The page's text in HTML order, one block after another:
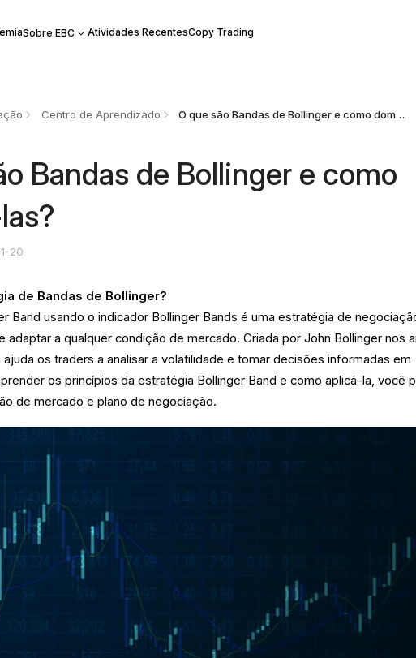
Sobre EBC Atividades RecentesCopy Trading
Centro de Aprendizado O que são Bandas de Bollinger e como dominá-las?
Bandas de Bollinger e como
20
de Bandas de Bollinger?
Band usando o indicador Bollinger Bands é uma estratégia de
adaptar a qualquer condição de mercado. Criada por John Bollinger nos
os traders a analisar a volatilidade e tomar decisões informadas em
os princípios da estratégia Bollinger Band e como aplicá-la, você
de mercado e plano de negociação.